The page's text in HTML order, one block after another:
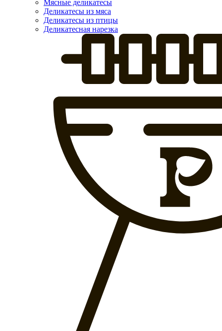
Мясные деликатесы
Деликатесы из мяса
Деликатесы из птицы
Деликатесная нарезка